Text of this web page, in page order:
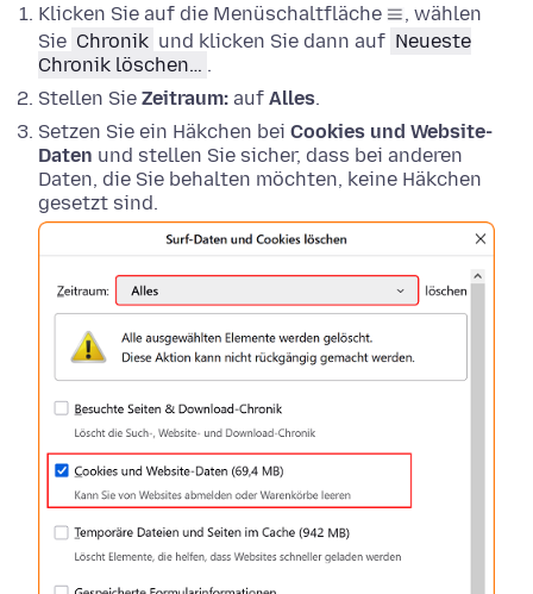
Klicken Sie auf die Menüschaltfläche
, wählen
Sie Chronik und klicken Sie dann auf Neueste
Chronik löschen… .
Stellen Sie Zeitraum: auf Alles.
Setzen Sie ein Häkchen bei Cookies und Website-
Daten und stellen Sie sicher, dass bei anderen
Daten, die Sie behalten möchten, keine Häkchen
gesetzt sind.